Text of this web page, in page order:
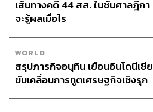
เส้นทางคดี 44 สส. ในชั้นศาลฎีกา
จะรู้ผลเมื่อไร
WORLD
สรุปภารกิจอนุทิน เยือนอินโดนีเซีย
ขับเคลื่อนการทูตเศรษฐกิจเชิงรุก